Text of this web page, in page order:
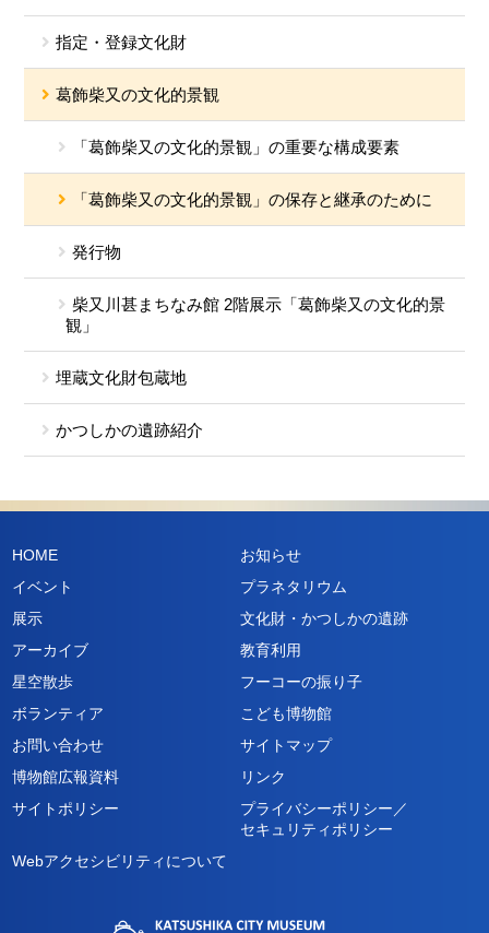
指定・登録文化財
葛飾柴又の文化的景観
「葛飾柴又の文化的景観」の重要な構成要素
「葛飾柴又の文化的景観」の保存と継承のために
発行物
柴又川甚まちなみ館 2階展示「葛飾柴又の文化的景
観」
埋蔵文化財包蔵地
かつしかの遺跡紹介
HOME
お知らせ
イベント
プラネタリウム
展示
文化財・かつしかの遺跡
アーカイブ
教育利用
星空散歩
フーコーの振り子
ボランティア
こども博物館
お問い合わせ
サイトマップ
博物館広報資料
リンク
サイトポリシー
プライバシーポリシー／
セキュリティポリシー
Webアクセシビリティについて